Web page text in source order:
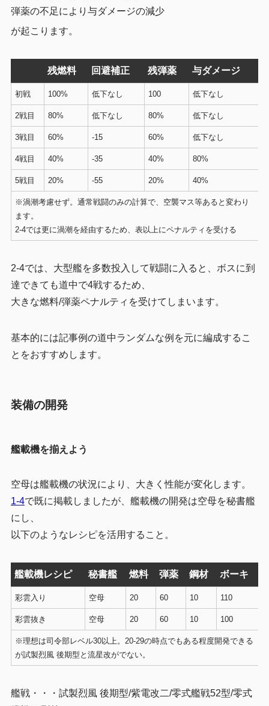
弾薬の不足により与ダメージの減少
が起こります。
残燃料 回避補正 残弾薬 与ダメージ
初戦 100% 低下なし 100 低下なし
2戦目 80% 低下なし 80% 低下なし
3戦目 60% -15 60% 低下なし
4戦目 40% -35 40% 80%
5戦目 20% -55 20% 40%
※渦潮考慮せず。通常戦闘のみの計算で、空襲マス等あると変わり
ます。
2-4では更に渦潮を経由するため、表以上にペナルティを受ける
2-4では、大型艦を多数投入して戦闘に入ると、ボスに到
達できても道中で4戦するため、
大きな燃料/弾薬ペナルティを受けてしまいます。
基本的には記事例の道中ランダムな例を元に編成するこ
とをおすすめします。
装備の開発
艦載機を揃えよう
空母は艦載機の状況により、大きく性能が変化します。
1-4で既に掲載しましたが、艦載機の開発は空母を秘書艦
にし、
以下のようなレシピを活用すること。
艦載機レシピ 秘書艦 燃料 弾薬 鋼材 ボーキ
彩雲入り 空母 20 60 10 110
彩雲抜き 空母 20 60 10 100
※理想は司令部レベル30以上。20-29の時点でもある程度開発できる
が試製烈風 後期型と流星改がでない。
艦戦・・・ 試製烈風 後期型/紫電改二/零式艦戦52型/零式